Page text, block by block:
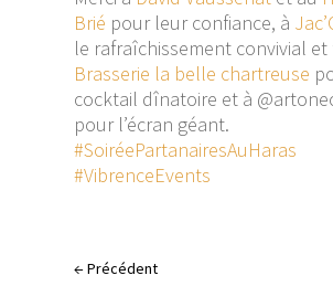
Brié pour leur confiance, à
le rafraîchissement convivial et
Brasserie la belle chartreuse
cocktail dînatoire et à
pour l’écran géant.
#SoiréePartanairesAuHaras
#VibrenceEvents
←Précédent